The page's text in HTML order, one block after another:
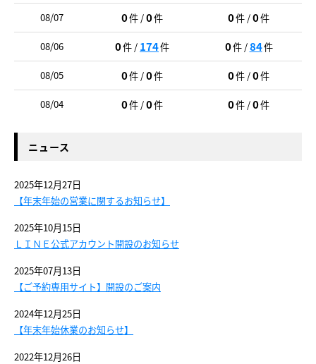
08/07 0件 /0件 0件 /0件
08/06 0件 / 174件 0件 /84件
08/05 0件 /0件 0件 /0件
08/04 0件 /0件 0件 /0件
ニュース
2025年12月27日
【年末年始の営業に関するお知らせ】
2025年10月15日
ＬＩＮＥ公式アカウント開設のお知らせ
2025年07月13日
【ご予約専用サイト】開設のご案内
2024年12月25日
【年末年始休業のお知らせ】
2022年12月26日